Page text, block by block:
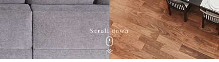
Scroll down